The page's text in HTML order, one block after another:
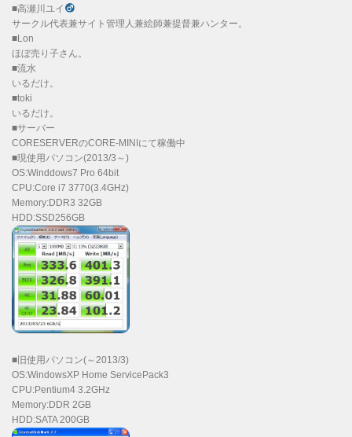
■高瀬川ユイ
サークル代表兼サイト管理人兼絵師兼提督兼ハンター。
■Lon
ほぼ売り子さん。
■流水
いるだけ。
■toki
いるだけ。
■サーバー
CORESERVERのCORE-MINIにて稼働中
■現使用パソコン(2013/3～)
OS:Winddows7 Pro 64bit
CPU:Core i7 3770(3.4GHz)
Memory:DDR3 32GB
HDD:SSD256GB
■旧使用パソコン(～2013/3)
OS:WindowsXP Home ServicePack3
CPU:Pentium4 3.2GHz
Memory:DDR 2GB
HDD:SATA 200GB